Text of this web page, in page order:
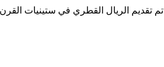
تم تقديم الريال القطري في ستينيات